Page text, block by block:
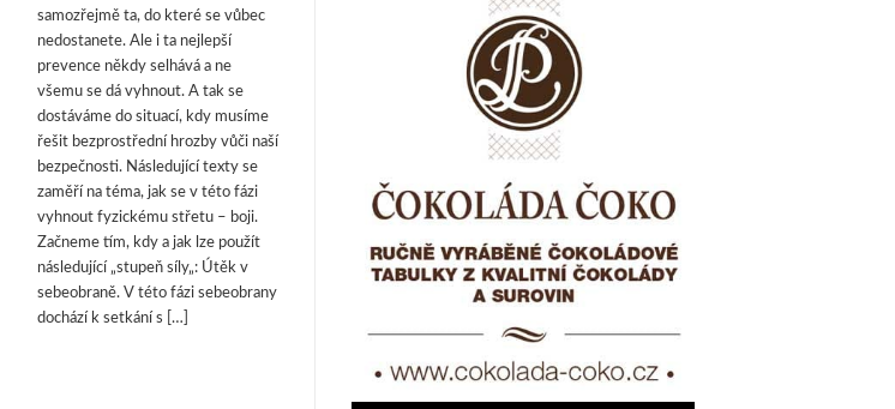
samozřejmě ta, do které se vůbec
nedostanete. Ale i ta nejlepší
prevence někdy selhává a ne
všemu se dá vyhnout. A tak se
dostáváme do situací, kdy musíme
řešit bezprostřední hrozby vůči naší
bezpečnosti. Následující texty se
zaměří na téma, jak se v této fázi
vyhnout fyzickému střetu – boji.
Začneme tím, kdy a jak lze použít
následující „stupeň síly„: Útěk v
sebeobraně. V této fázi sebeobrany
dochází k setkání s […]